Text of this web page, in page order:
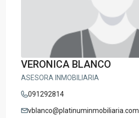
VERONICA BLANCO
ASESORA INMOBILIARIA
091292814
vblanco@platinuminmobiliaria.com